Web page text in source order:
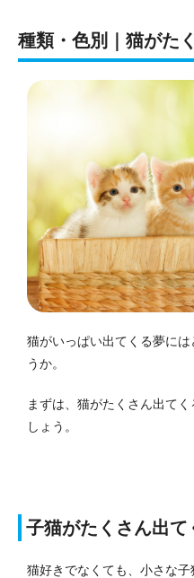
種類・色別｜猫がた
猫がいっぱい出てくる夢に
うか。
まずは、猫がたくさん出て
しょう。
子猫がたくさん出て
猫好きでなくても、小さな